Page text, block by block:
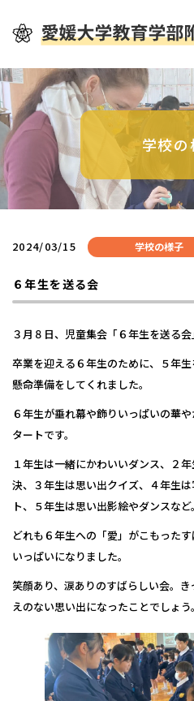
学校の
2024/03/15 学校の様子
６年生を送る会
３月８日、児童集会「６年生を送る会
卒業を迎える６年生のために、５年
懸命準備をしてくれました。
６年生が垂れ幕や飾りいっぱいの華
タートです。
１年生は一緒にかわいいダンス、２
決、３年生は思い出クイズ、４年生
ト、５年生は思い出影絵やダンスなど。
どれも６年生への「愛」がこもった
いっぱいになりました。
笑顔あり、涙ありのすばらしい会。
えのない思い出になったことでしょう。